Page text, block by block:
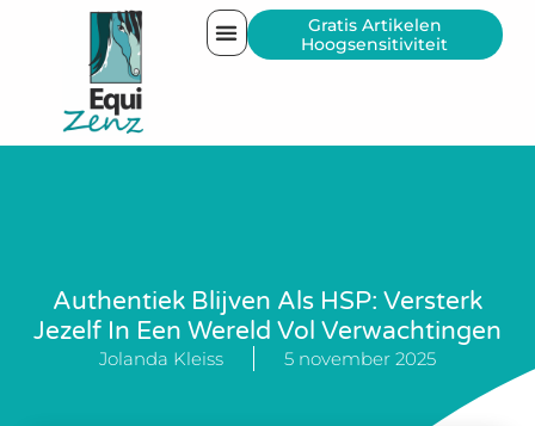
Gratis Artikelen
Hoogsensitiviteit
Authentiek Blijven Als HSP: Versterk
Jezelf In Een Wereld Vol Verwachtingen
Jolanda Kleiss 5 november 2025